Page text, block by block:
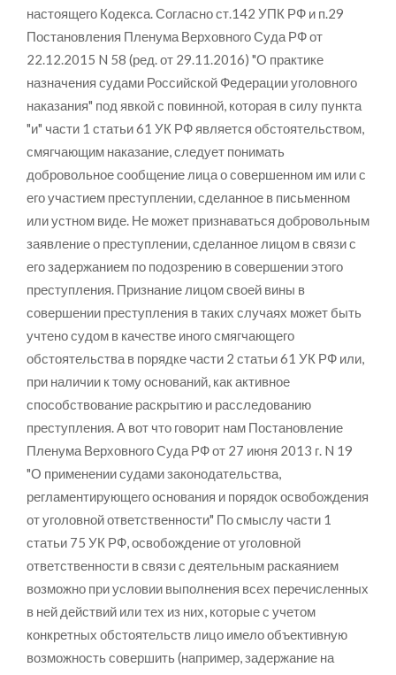
настоящего Кодекса. Согласно ст.142 УПК РФ и п.29
Постановления Пленума Верховного Суда РФ от
22.12.2015 N 58 (ред. от 29.11.2016) "О практике
назначения судами Российской Федерации уголовного
наказания" под явкой с повинной, которая в силу пункта
"и" части 1 статьи 61 УК РФ является обстоятельством,
смягчающим наказание, следует понимать
добровольное сообщение лица о совершенном им или с
его участием преступлении, сделанное в письменном
или устном виде. Не может признаваться добровольным
заявление о преступлении, сделанное лицом в связи с
его задержанием по подозрению в совершении этого
преступления. Признание лицом своей вины в
совершении преступления в таких случаях может быть
учтено судом в качестве иного смягчающего
обстоятельства в порядке части 2 статьи 61 УК РФ или,
при наличии к тому оснований, как активное
способствование раскрытию и расследованию
преступления. А вот что говорит нам Постановление
Пленума Верховного Суда РФ от 27 июня 2013 г. N 19
"О применении судами законодательства,
регламентирующего основания и порядок освобождения
от уголовной ответственности" По смыслу части 1
статьи 75 УК РФ, освобождение от уголовной
ответственности в связи с деятельным раскаянием
возможно при условии выполнения всех перечисленных
в ней действий или тех из них, которые с учетом
конкретных обстоятельств лицо имело объективную
возможность совершить (например, задержание на